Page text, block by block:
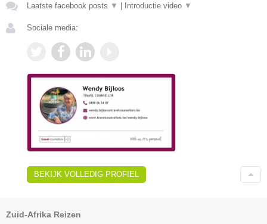
Laatste facebook posts ▼ Introductie video ▼
Sociale media:
BEKIJK VOLLEDIG PROFIEL
Zuid-Afrika Reizen